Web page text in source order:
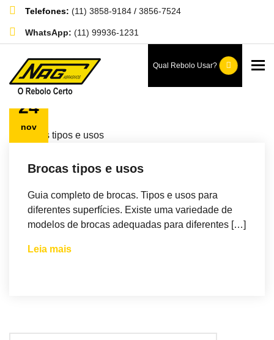
Telefones: (11) 3858-9184 / 3856-7524
WhatsApp: (11) 99936-1231
Qual Rebolo Usar?
Blog
Home Blog
24
nov
Brocas tipos e usos
Guia completo de brocas. Tipos e usos para
diferentes superfícies. Existe uma variedade de
modelos de brocas adequadas para diferentes […]
Leia mais